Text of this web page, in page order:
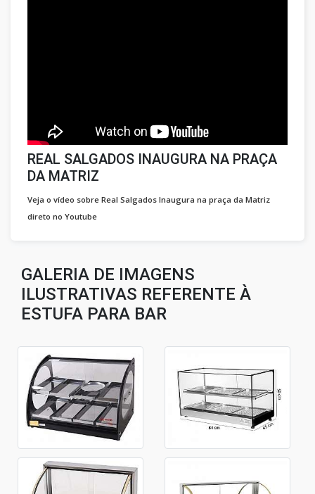
REAL SALGADOS INAUGURA NA PRAÇA
DA MATRIZ
Veja o vídeo sobre Real Salgados Inaugura na praça da Matriz
direto no Youtube
GALERIA DE IMAGENS
ILUSTRATIVAS REFERENTE À
ESTUFA PARA BAR